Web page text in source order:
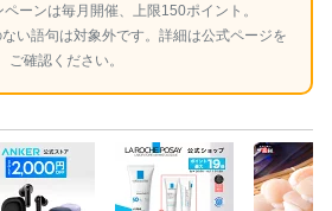
ーンは毎月開催、上限150ポイント。
い語句は対象外です。詳細は公式ページを
ご確認ください。